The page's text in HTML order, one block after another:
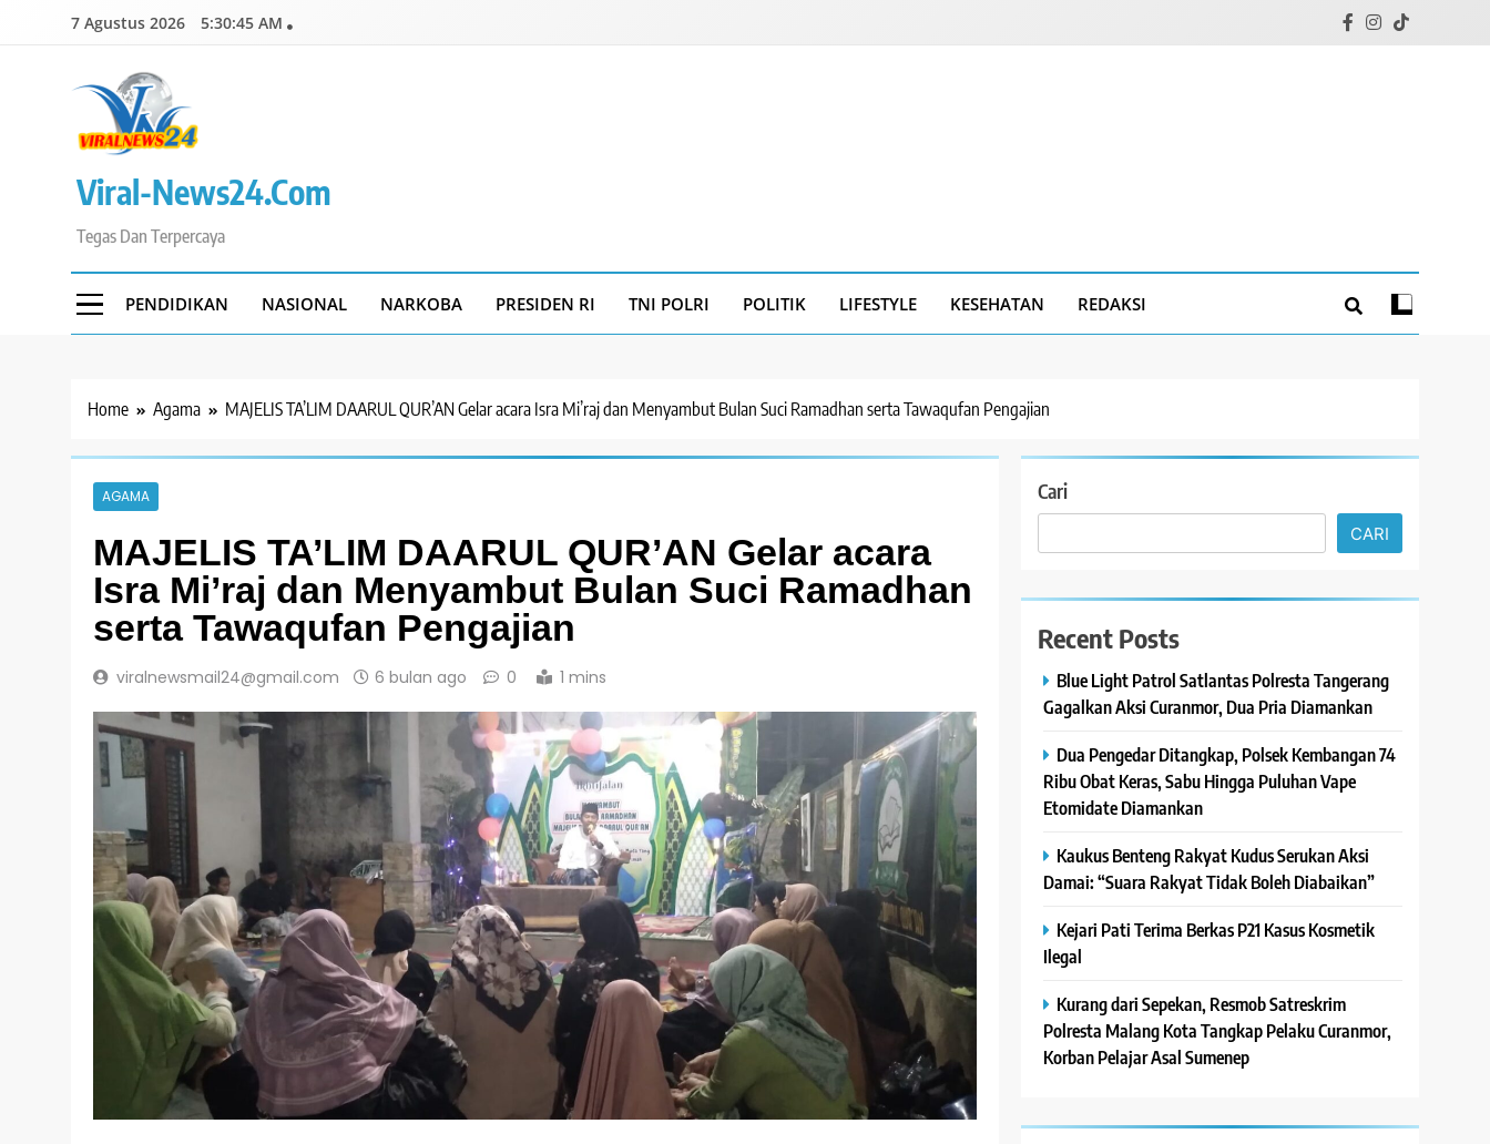
7 Agustus 2026 5:30:46 AM
Viral-News24.com
Tegas Dan Terpercaya
PENDIDIKAN NASIONAL NARKOBA PRESIDEN RI TNI POLRI POLITIK LIFESTYLE KESEHATAN REDAKSI
Home Agama MAJELIS TA’LIM DAARUL QUR’AN Gelar acara Isra Mi’raj dan Menyambut Bulan Suci Ramadhan serta Tawaqufan Pengajian
AGAMA
MAJELIS TA’LIM DAARUL QUR’AN Gelar acara
Isra Mi’raj dan Menyambut Bulan Suci Ramadhan
serta Tawaqufan Pengajian
viralnewsmail24@gmail.com 6 bulan ago 0 1 mins
Cari
CARI
Recent Posts
Blue Light Patrol Satlantas Polresta Tangerang
Gagalkan Aksi Curanmor, Dua Pria Diamankan
Dua Pengedar Ditangkap, Polsek Kembangan 74
Ribu Obat Keras, Sabu Hingga Puluhan Vape
Etomidate Diamankan
Kaukus Benteng Rakyat Kudus Serukan Aksi
Damai: “Suara Rakyat Tidak Boleh Diabaikan”
Kejari Pati Terima Berkas P21 Kasus Kosmetik
Ilegal
Kurang dari Sepekan, Resmob Satreskrim
Polresta Malang Kota Tangkap Pelaku Curanmor,
Korban Pelajar Asal Sumenep